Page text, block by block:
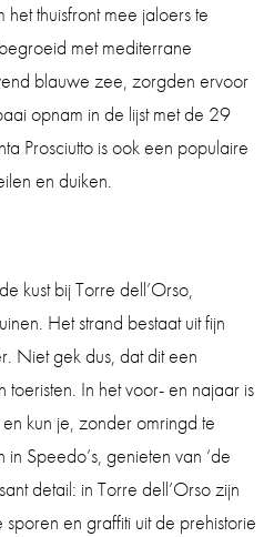
thuisfront mee jaloers te
met mediterrane
blauwe zee, zorgden ervoor
opnam in de lijst met de 29
Prosciutto is ook een populaire
en duiken.
kust bij Torre dell’Orso,
Het strand bestaat uit fijn
Niet gek dus, dat dit een
In het voor- en najaar is
kun je, zonder omringd te
Speedo’s, genieten van ‘de
detail: in Torre dell’Orso zijn
en graffiti uit de prehistorie